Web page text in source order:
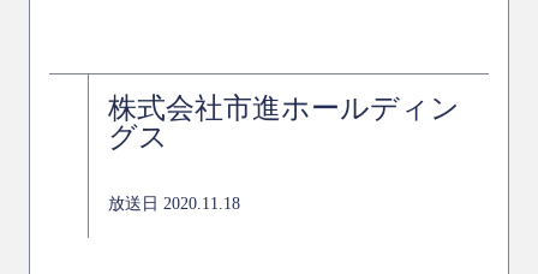
株式会社市進ホールディン
グス
放送日 2020.11.18